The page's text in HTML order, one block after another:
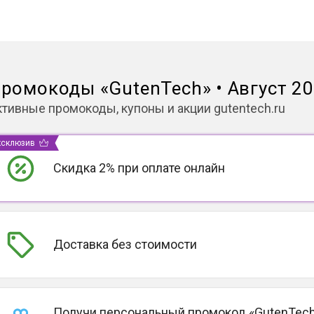
«GutenTech» • Август
промокоды, купоны и акции gutentech.ru
Скидка 2% при оплате онлайн
Доставка без стоимости